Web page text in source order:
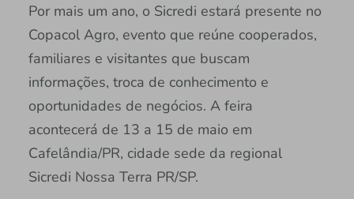
Por mais um ano, o Sicredi estará presente no
Copacol Agro, evento que reúne cooperados,
familiares e visitantes que buscam
informações, troca de conhecimento e
oportunidades de negócios. A feira
acontecerá de 13 a 15 de maio em
Cafelândia/PR, cidade sede da regional
Sicredi Nossa Terra PR/SP.